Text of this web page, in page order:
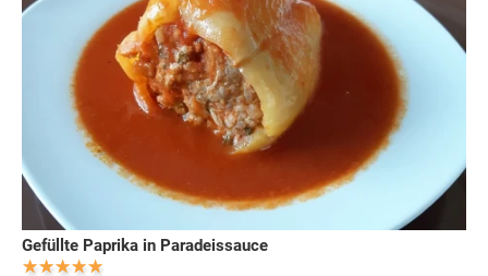
Gefüllte Paprika in Paradeissauce